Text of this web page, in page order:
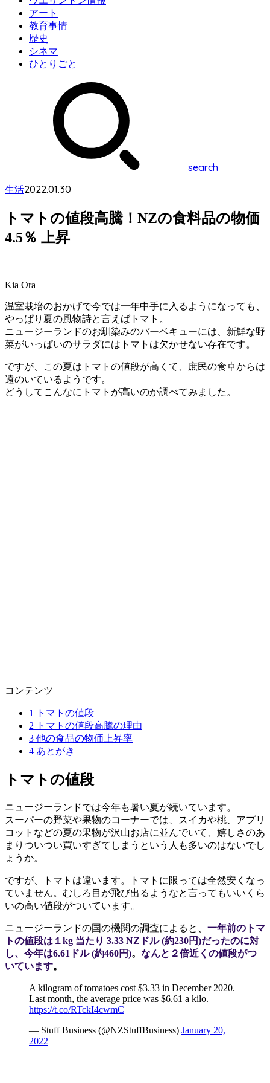
アート
教育事情
歴史
シネマ
ひとりごと
search
生活2022.01.30
トマトの値段高騰！NZの食料品の物価
4.5％ 上昇
Kia Ora
温室栽培のおかげで今では一年中手に入るようになっても、
やっぱり夏の風物詩と言えばトマト。
ニュージーランドのお馴染みのバーベキューには、新鮮な野
菜がいっぱいのサラダにはトマトは欠かせない存在です。
ですが、この夏はトマトの値段が高くて、庶民の食卓からは
遠のいているようです。
どうしてこんなにトマトが高いのか調べてみました。
コンテンツ
1
トマトの値段
2 トマトの値段高騰の理由
3 他の食品の物価上昇率
4 あとがき
トマトの値段
ニュージーランドでは今年も暑い夏が続いています。
スーパーの野菜や果物のコーナーでは、スイカや桃、アプリ
コットなどの夏の果物が沢山お店に並んでいて、嬉しさのあ
まりついつい買いすぎてしまうという人も多いのはないでし
ょうか。
ですが、トマトは違います。トマトに限っては全然安くなっ
ていません。むしろ目が飛び出るようなと言ってもいいくら
いの高い値段がついています。
ニュージーランドの国の機関の調査によると、 一年前のトマ
トの値段は１kg 当たり 3.33 NZドル (約230円)だったのに対
し、今年は6.61ドル (約460円)。 なんと２倍近くの値段がつ
いています。
A kilogram of tomatoes cost $3.33 in December 2020.
Last month, the average price was $6.61 a kilo.
https://t.co/RTckI4cwmC
— Stuff Business (@NZStuffBusiness) January 20,
2022